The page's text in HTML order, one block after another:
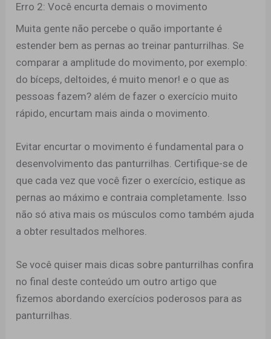
Erro 2: Você encurta demais o movimento
Muita gente não percebe o quão importante é
estender bem as pernas ao treinar panturrilhas. Se
comparar a amplitude do movimento, por exemplo:
do bíceps, deltoides, é muito menor! e o que as
pessoas fazem? além de fazer o exercício muito
rápido, encurtam mais ainda o movimento.
Evitar encurtar o movimento é fundamental para o
desenvolvimento das panturrilhas. Certifique-se de
que cada vez que você fizer o exercício, estique as
pernas ao máximo e contraia completamente. Isso
não só ativa mais os músculos como também ajuda
a obter resultados melhores.
Se você quiser mais dicas sobre panturrilhas confira
no final deste conteúdo um outro artigo que
fizemos abordando exercícios poderosos para as
panturrilhas.